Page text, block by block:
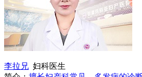
李拉兄 妇科医生